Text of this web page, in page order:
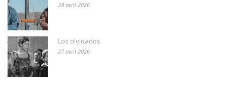
28 avril 2026
Los olvidados
27 avril 2026